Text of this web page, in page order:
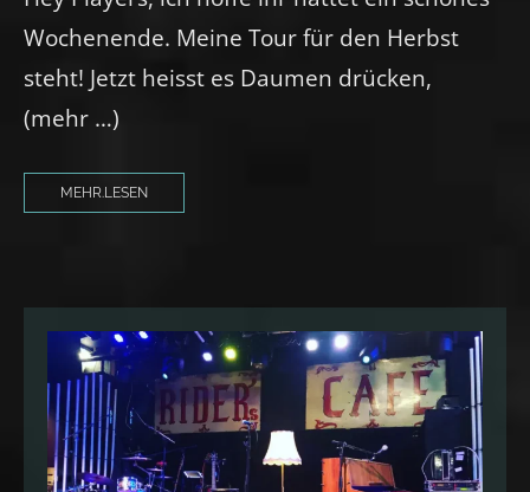
Wochenende. Meine Tour für den Herbst
steht! Jetzt heisst es Daumen drücken,
(mehr …)
MEHR.LESEN